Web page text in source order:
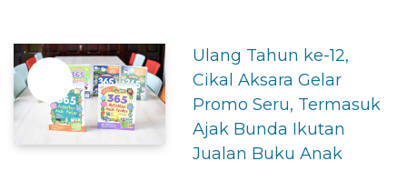
Ulang Tahun ke-12,
Cikal Aksara Gelar
Promo Seru, Termasuk
Ajak Bunda Ikutan
Jualan Buku Anak